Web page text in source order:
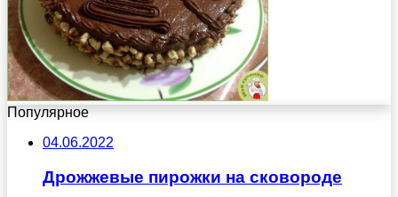
Популярное
04.06.2022
Дрожжевые пирожки на сковороде